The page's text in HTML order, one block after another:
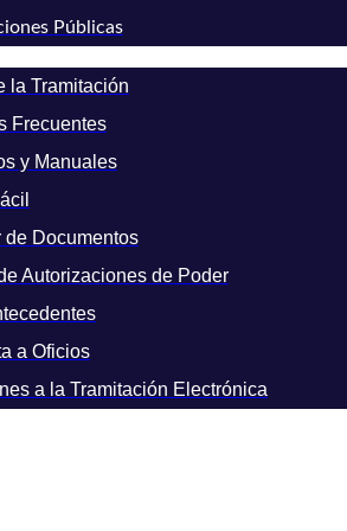
Públicas
la Tramitación
Frecuentes
y Manuales
de Documentos
Autorizaciones de Poder
a Oficios
a la Tramitación Electrónica